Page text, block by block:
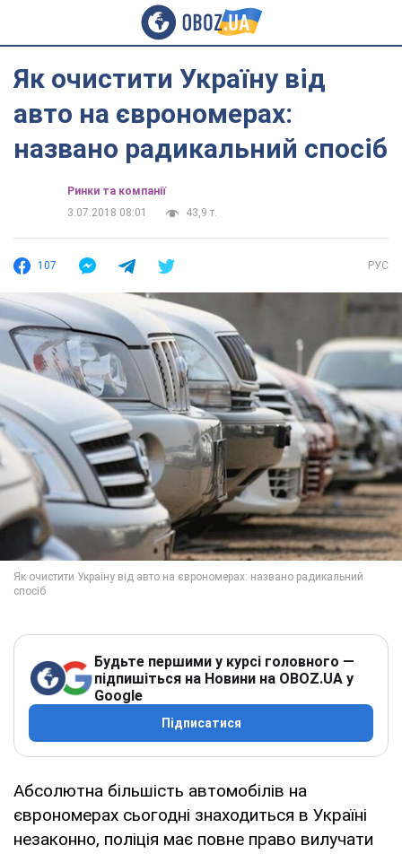
Як очистити Україну від
авто на єврономерах:
названо радикальний спосіб
Ринки та компанії
3.07.2018 08:01
43,9 т.
107 РУС
Будьте першими у курсі головного —
підпишіться на Новини на OBOZ.UA у
Google
Підписатися
Абсолютна більшість автомобілів на
єврономерах сьогодні знаходиться в Україні
незаконно, поліція має повне право вилучати